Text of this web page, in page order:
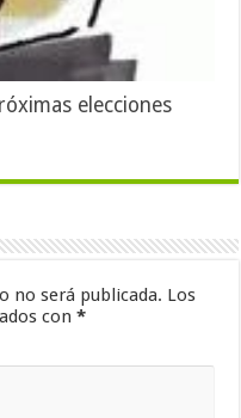
elecciones
no será publicada. Los
con*